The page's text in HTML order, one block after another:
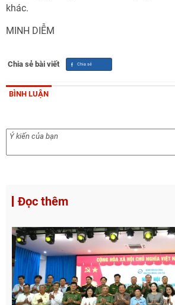
khác.
MINH DIỄM
Chia sẻ bài viết
BÌNH LUẬN
Đọc thêm